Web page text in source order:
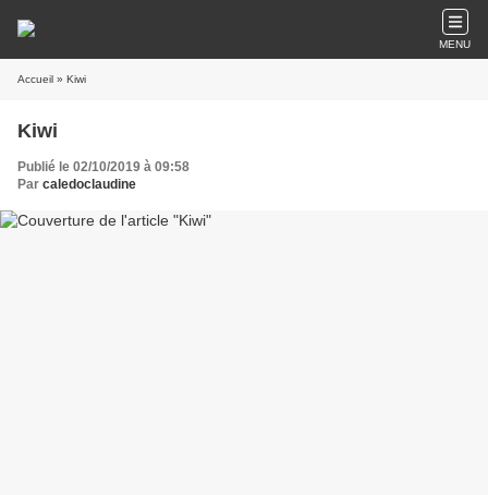
MENU
Accueil » Kiwi
Kiwi
Publié le 02/10/2019 à 09:58
Par caledoclaudine